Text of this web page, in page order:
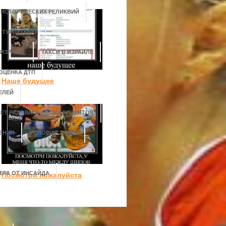
РЕЛИКВИЙ
ИЗРАИЛЕ ТАКСИ В ИЗРАИЛЕ
ДТП
РАДОВАТЬ СВОИХ КЛИЕНТОВ
УСЛОВИЯ ТРУДА
ОТ ИНСАЙДА
Наше будущее
Посмотри пожалуйста